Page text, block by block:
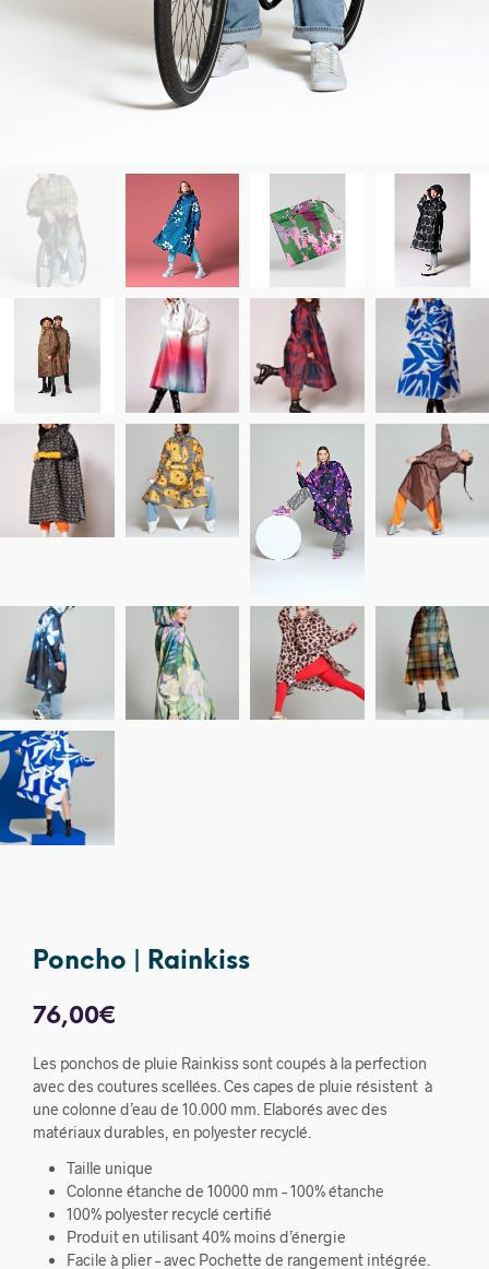
Poncho | Rainkiss
76,00€
Les ponchos de pluie Rainkiss sont coupés à la perfection
avec des coutures scellées. Ces capes de pluie résistent à
une colonne d’eau de 10.000 mm. Elaborés avec des
matériaux durables, en polyester recyclé.
Taille unique
Colonne étanche de 10000 mm – 100% étanche
100% polyester recyclé certifié
Produit en utilisant 40% moins d’énergie
Facile à plier – avec Pochette de rangement intégrée.